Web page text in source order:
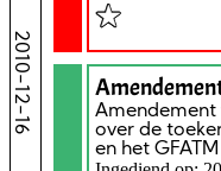
2010-12-16
Amendement
over de
en het GFATM